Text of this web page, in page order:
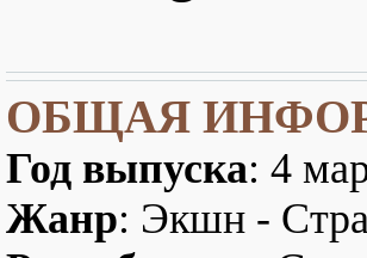
ОБЩАЯ
Год выпуска: 4
Жанр: Экшн -